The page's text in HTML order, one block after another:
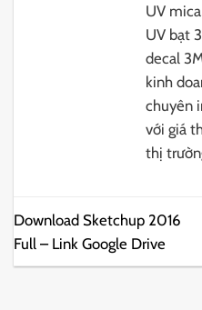
UV
UV bạt
decal
kinh
chuyên
với giá
thị
Download Sketchup 2016
Full – Link Google Drive